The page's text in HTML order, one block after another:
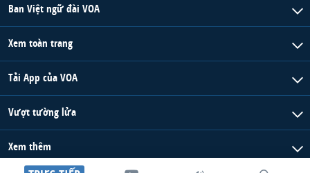
Ban Việt ngữ đài VOA
Xem toàn trang
Tải App của VOA
Vượt tường lửa
Xem thêm